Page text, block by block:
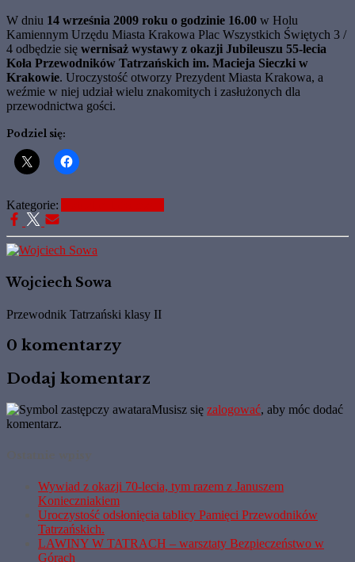
W dniu 14 września 2009 roku o godzinie 16.00 w Holu
Kamiennym Urzędu Miasta Krakowa Plac Wszystkich Świętych 3 /
4 odbędzie się wernisaż wystawy z okazji Jubileuszu 55-lecia
Koła Przewodników Tatrzańskich im. Macieja Sieczki w
Krakowie. Uroczystość otworzy Prezydent Miasta Krakowa, a
weźmie w niej udział wielu znakomitych i zasłużonych dla
przewodnictwa gości.
Podziel się:
Kategorie:
Wojciech Sowa
Przewodnik Tatrzański klasy II
0 komentarzy
Dodaj komentarz
Musisz się zalogować, aby móc dodać
komentarz.
Wywiad z okazji 70-lecia, tym razem z Januszem
Konieczniakiem
Uroczystość odsłonięcia tablicy Pamięci Przewodników
Tatrzańskich.
LAWINY W TATRACH – warsztaty Bezpieczeństwo w
Górach